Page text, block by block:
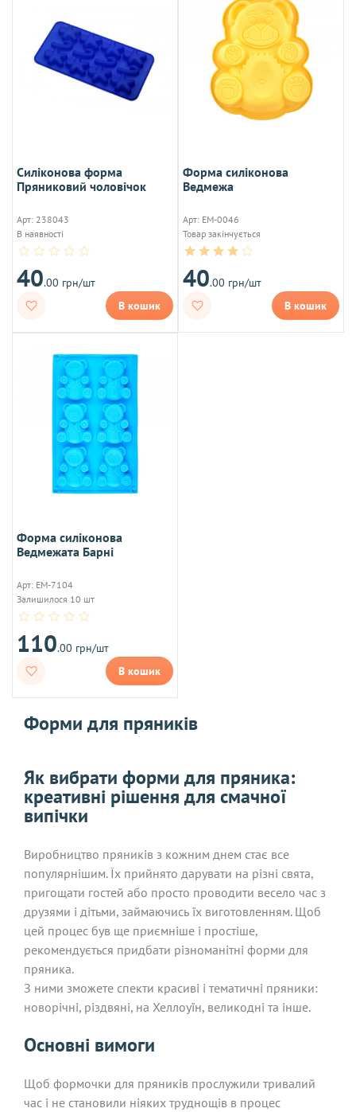
Силіконова форма
Пряниковий чоловічок
Арт: 238043
В наявності
40.00 грн/шт
В кошик
Форма силіконова
Ведмежа
Арт: ЕМ-0046
Товар закінчується
40.00 грн/шт
В кошик
Форма силіконова
Ведмежата Барні
Арт: ЕМ-7104
Залишилося 10 шт
110.00 грн/шт
В кошик
Форми для пряників
Як вибрати форми для пряника:
креативні рішення для смачної
випічки
Виробництво пряників з кожним днем ​​стає все
популярнішим. Їх прийнято дарувати на різні свята,
пригощати гостей або просто проводити весело час з
друзями і дітьми, займаючись їх виготовленням. Щоб
цей процес був ще приємніше і простіше,
рекомендується придбати різноманітні форми для
пряника.
З ними зможете спекти красиві і тематичні пряники:
новорічні, різдвяні, на Хеллоуїн, великодні та інше.
Основні вимоги
Щоб формочки для пряників прослужили тривалий
час і не становили ніяких труднощів в процес